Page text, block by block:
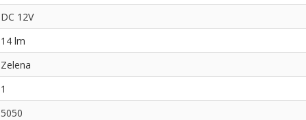
DC 12V
14 lm
Zelena
1
5050